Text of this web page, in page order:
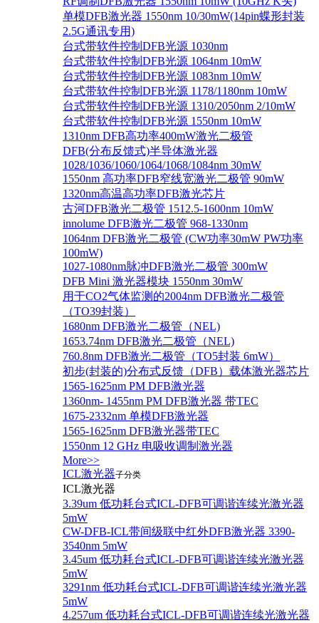
单模DFB激光器 1550nm 10/30mW(14pin蝶形封装
2.5G通讯专用)
台式带软件控制DFB光源 1030nm
台式带软件控制DFB光源 1064nm 10mW
台式带软件控制DFB光源 1083nm 10mW
台式带软件控制DFB光源 1178/1180nm 10mW
台式带软件控制DFB光源 1310/2050nm 2/10mW
台式带软件控制DFB光源 1550nm 10mW
1310nm DFB高功率400mW激光二极管
DFB(分布反馈式)半导体激光器
1028/1036/1060/1064/1068/1084nm 30mW
1550nm 高功率DFB窄线宽激光二极管 90mW
1320nm高温高功率DFB激光芯片
古河DFB激光二极管 1512.5-1600nm 10mW
innolume DFB激光二极管 968-1330nm
1064nm DFB激光二极管 (CW功率30mW PW功率
100mW)
1027-1080nm脉冲DFB激光二极管 300mW
DFB Mini 激光器模块 1550nm 30mW
用于CO2气体监测的2004nm DFB激光二极管
（TO39封装）
1680nm DFB激光二极管（NEL)
1653.74nm DFB激光二极管（NEL)
760.8nm DFB激光二极管（TO5封装 6mW）
初步(封装的)分布式反馈（DFB）载体激光器芯片
1565-1625nm PM DFB激光器
1360nm- 1455nm PM DFB激光器 带TEC
1675-2332nm 单模DFB激光器
1565-1625nm DFB激光器带TEC
1550nm 12 GHz 电吸收调制激光器
More>>
ICL激光器子分类
ICL激光器
3.39um 低功耗台式ICL-DFB可调谐连续光激光器
5mW
CW-DFB-ICL带间级联中红外DFB激光器 3390-
3540nm 5mW
3.45um 低功耗台式ICL-DFB可调谐连续光激光器
5mW
3291nm 低功耗台式ICL-DFB可调谐连续光激光器
5mW
4.257um 低功耗台式ICL-DFB可调谐连续光激光器